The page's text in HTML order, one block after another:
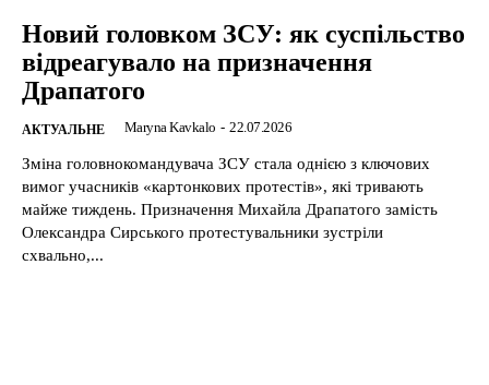
Новий головком ЗСУ: як суспільство
відреагувало на призначення
Драпатого
АКТУАЛЬНЕ Maryna Kavkalo - 22.07.2026
Зміна головнокомандувача ЗСУ стала однією з ключових
вимог учасників «картонкових протестів», які тривають
майже тиждень. Призначення Михайла Драпатого замість
Олександра Сирського протестувальники зустріли
схвально,...